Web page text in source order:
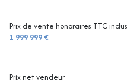
Prix de vente honoraires TTC inclus
1 999 999 €
Prix net vendeur